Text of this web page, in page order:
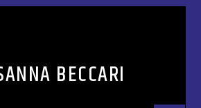
BECCARI